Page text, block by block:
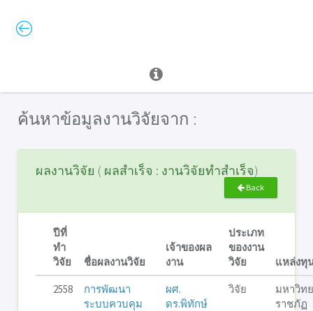
ค้นหาข้อมูลงานวิจัยจาก :
ผลงานวิจัย ( ผลสำเร็จ : งานวิจัยทำสำเร็จ)
Back
ปีที่
ทำ
วิจัย
ชื่อผลงานวิจัย
เจ้าของผล
งาน
ประเภท
ของงาน
วิจัย
แหล่งทุ
2558
การพัฒนา
ระบบควบคุม
ผศ.
ดร.พิทักษ์
วิจัย
มหาวิท
ราชภัฏ